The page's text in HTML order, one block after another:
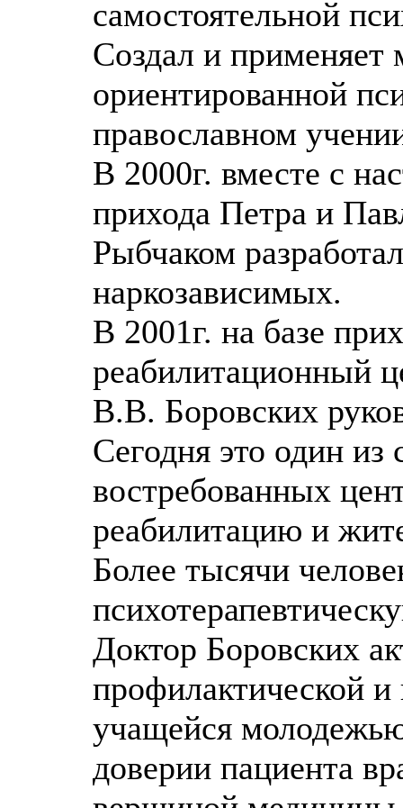
самостоятельной
Создал и применяет
ориентированной
православном
В 2000г. вместе с
прихода Петра и
Рыбчаком
наркозависимых.
В 2001г. на базе
реабилитационный
В.В. Боровских
Сегодня это один
востребованных
реабилитацию и
Более тысячи
Доктор Боровских
профилактической и
учащейся
доверии пациента